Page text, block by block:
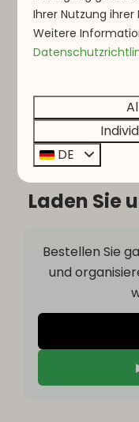
Laden Sie
Bestellen Sie
und
Ihrer Nutzung
Weitere
DE